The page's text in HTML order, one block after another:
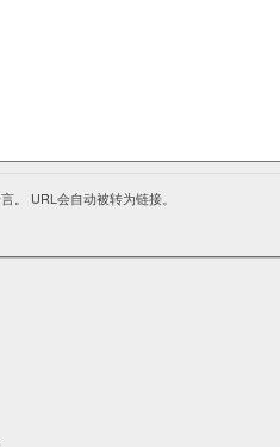
。 URL会自动被转为链接。